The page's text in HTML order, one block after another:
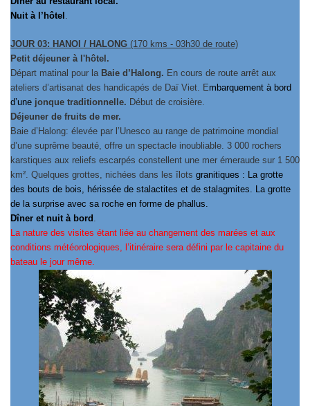
Nuit à l’hôtel
JOUR 03: HANOI / HALONG (170 kms - 03h30 de route)
Petit déjeuner à l'hôtel.
Départ matinal pour la Baie d’Halong. En cours de route arrêt aux
ateliers d’artisanat des handicapés de Daï Viet. Embarquement à bord
d’une jonque traditionnelle. Début de croisière.
Déjeuner de fruits de mer.
Baie d’Halong: élevée par l’Unesco au range de patrimoine mondial
d’une suprême beauté, offre un spectacle inoubliable. 3 000 rochers
karstiques aux reliefs escarpés constellent une mer émeraude sur 1 500
km². Quelques grottes, nichées dans les îlots granitiques : La grotte
des bouts de bois, hérissée de stalactites et de stalagmites. La grotte
de la surprise avec sa roche en forme de phallus.
Dîner et nuit à bord
La nature des visites étant liée au changement des marées et aux
conditions météorologiques, l’itinéraire sera défini par le capitaine du
bateau le jour même.